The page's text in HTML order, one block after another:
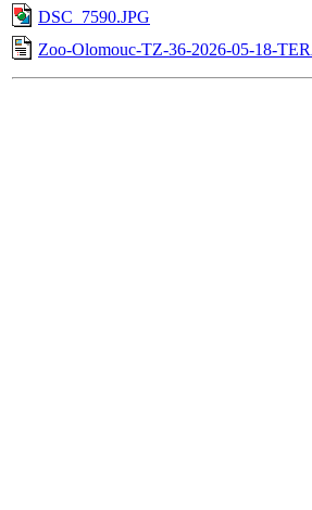
DSC_7590.JPG
Zoo-Olomouc-TZ-36-2026-05-18-